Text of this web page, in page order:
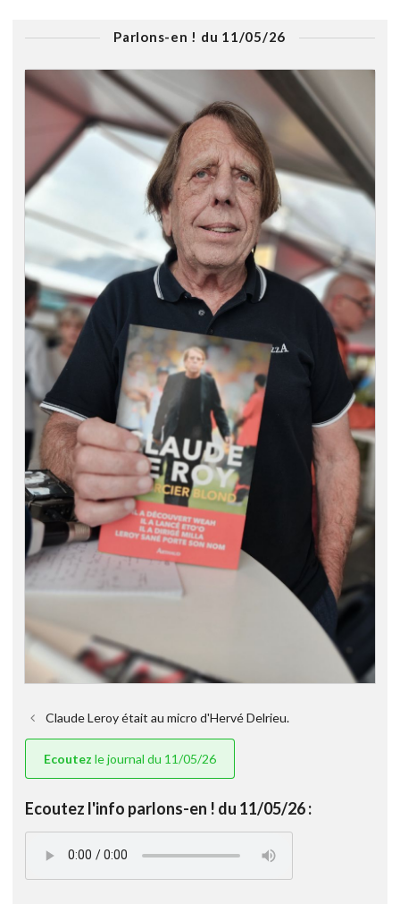
Parlons-en ! du 11/05/26
Claude Leroy était au micro d'Hervé Delrieu.
Ecoutez le journal du 11/05/26
Ecoutez l'info parlons-en ! du 11/05/26 :